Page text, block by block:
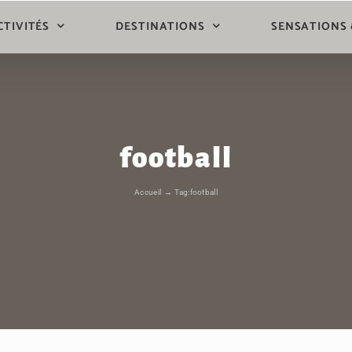
DESTINATIONS SENSATIONS
football
Accueil Tag:football